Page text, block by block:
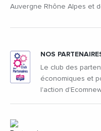
Auvergne Rhône Alpes et
NOS
Le club des
économiques et
l'action